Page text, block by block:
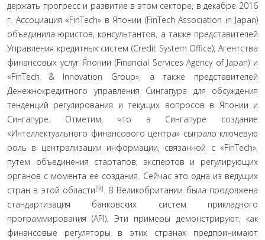
держать прогресс и развитие в этом секторе, в декабре 2016
г. Ассоциация «FinTech» в Японии (FinTech Association in Japan)
объединила юристов, консультантов, а также представителей
Управления кредитных систем (Credit System Office), Агентства
финансовых услуг Японии (Financial Services Agency of Japan) и
«FinTech & Innovation Group», а также представителей
Денежно­кредитного управления Сингапура для обсуждения
тенден­ций регулирования и текущих вопросов в Японии и
Сингапу­ре. Отметим, что в Сингапуре создание
«Интеллектуального финансового центра» сыграло ключевую
роль в централиза­ции информации, связанной с «FinTech»,
путем объединения стартапов, экспертов и регулирующих
органов с момента ее создания. Сейчас это одна из ведущих
стран в этой области[9]. В Великобритании была продолжена
стандартизация бан­ковских систем прикладного
программирования (API). Эти примеры демонстрируют, как
финансовые регуляторы в этих странах предпринимают